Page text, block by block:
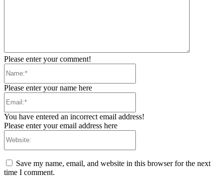
Please enter your comment!
Please enter your name here
You have entered an incorrect email address!
Please enter your email address here
Save my name, email, and website in this browser for the next
time I comment.